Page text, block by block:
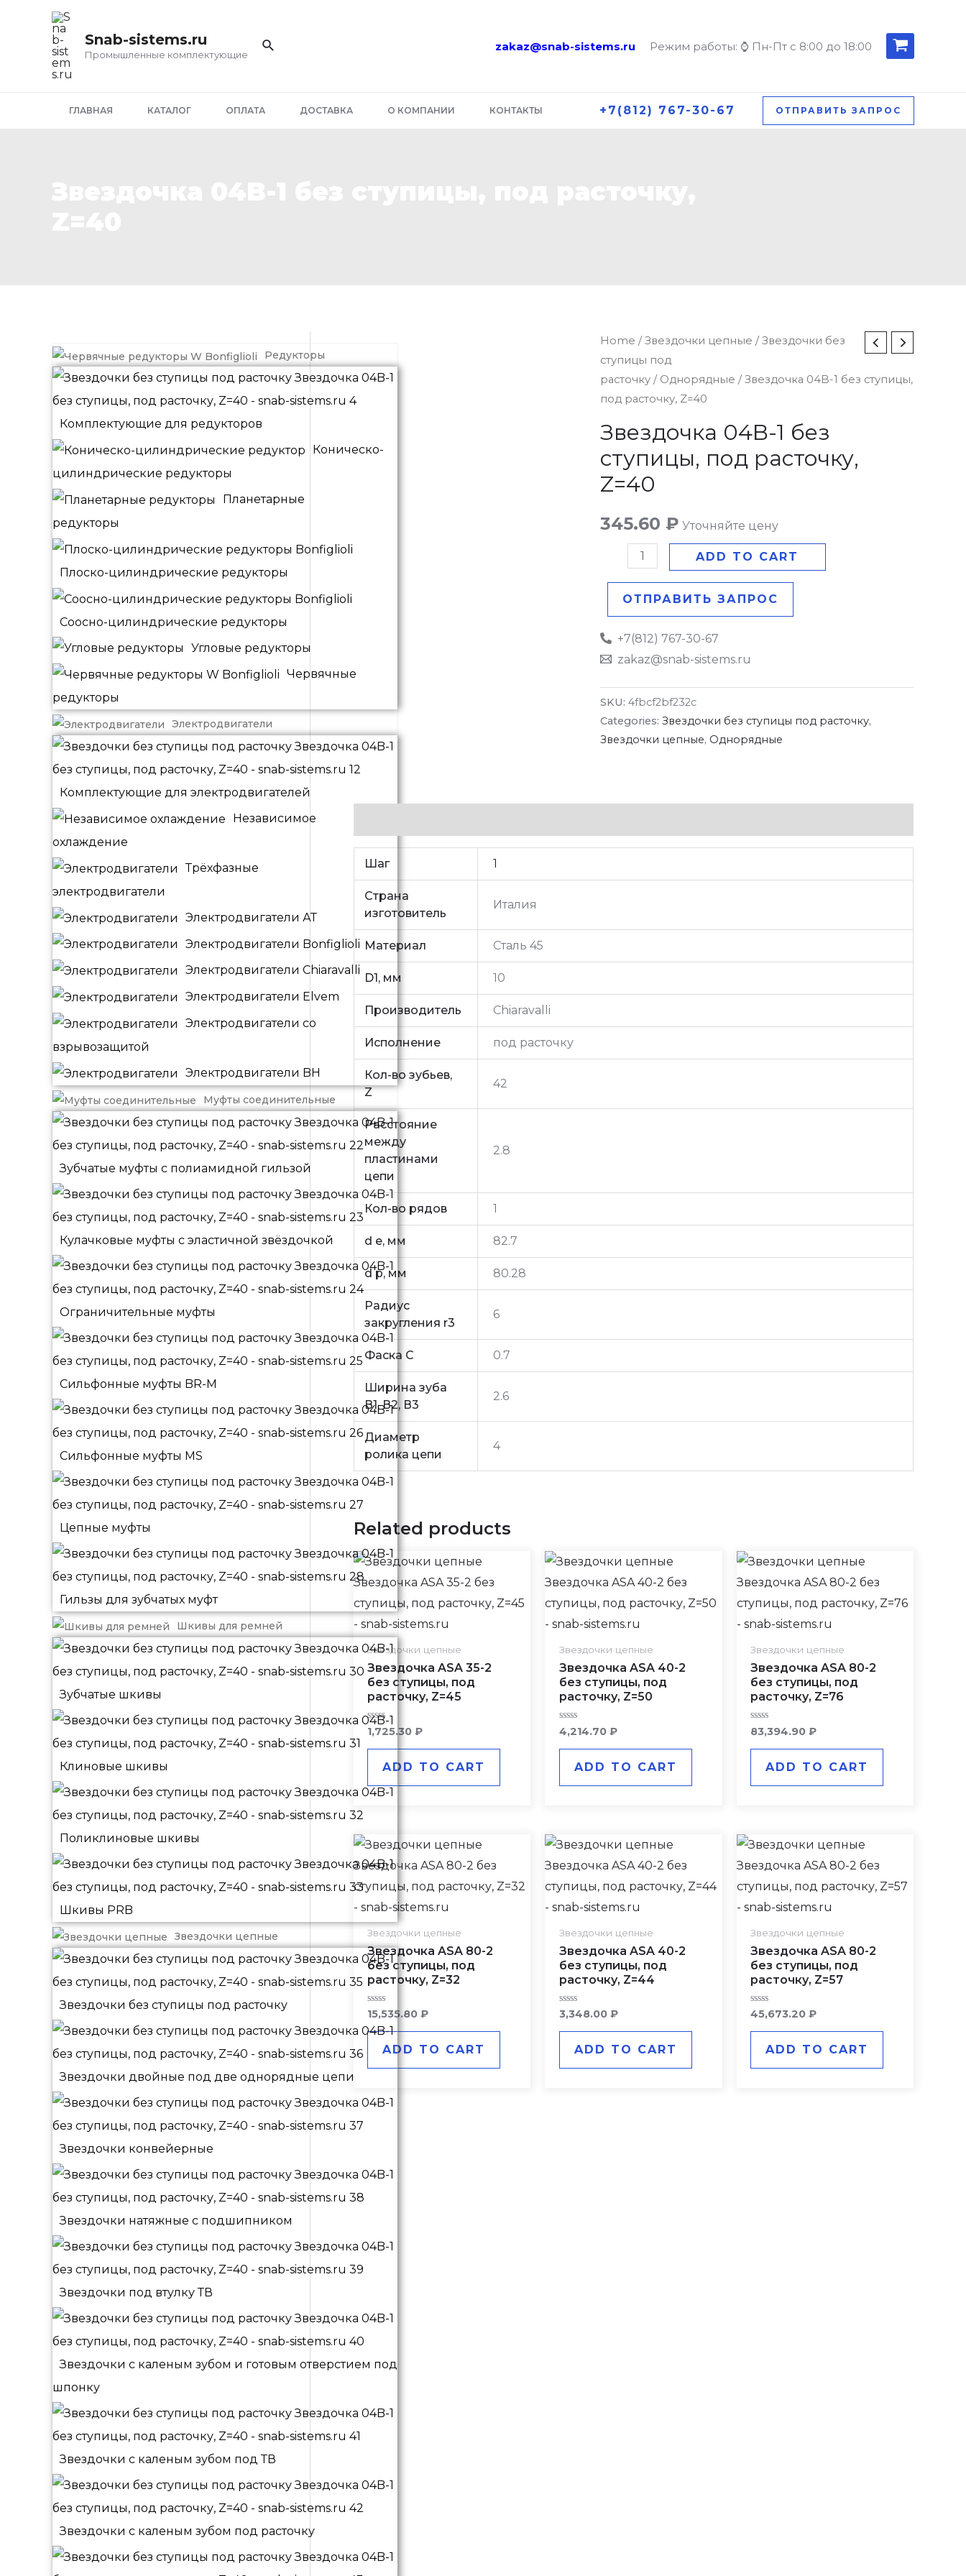
Перейти
содержимому
Snab-sistems.ru
Промышленные комплектующие
zakaz@snab-sistems.ru Режим работы: ⌚ Пн-Пт с 8:00 до 18:00
ГЛАВНАЯ КАТАЛОГ ОПЛАТА ДОСТАВКА О КОМПАНИИ КОНТАКТЫ +7(812) 767-30-67 ОТПРАВИТЬ ЗАПРОС
Редукторы
Комплектующие для редукторов
Коническо-
цилиндрические редукторы
Планетарные
редукторы
Плоско-цилиндрические редукторы
Соосно-цилиндрические редукторы
Угловые редукторы
Червячные
редукторы
Электродвигатели
Комплектующие для электродвигателей
Независимое
охлаждение
Трёхфазные
электродвигатели
Электродвигатели АТ
Электродвигатели Bonfiglioli
Электродвигатели Chiaravalli
Электродвигатели Elvem
Электродвигатели со
взрывозащитой
Электродвигатели BH
Муфты соединительные
Зубчатые муфты с полиамидной гильзой
Кулачковые муфты с эластичной звёздочкой
Ограничительные муфты
Сильфонные муфты BR-M
Сильфонные муфты MS
Цепные муфты
Гильзы для зубчатых муфт
Шкивы для ремней
Зубчатые шкивы
Клиновые шкивы
Поликлиновые шкивы
Шкивы PRB
Звездочки цепные
Звездочки без ступицы под расточку
Звездочки двойные под две однорядные цепи
Звездочки конвейерные
Звездочки натяжные с подшипником
Звездочки под втулку ТВ
Звездочки с каленым зубом и готовым отверстием под
шпонку
Звездочки с каленым зубом под ТВ
Звездочки с каленым зубом под расточку
Home / Звездочки цепные / Звездочки без
ступицы под
расточку/ Однорядные / Звездочка 04B-1 без ступицы,
под расточку, Z=40
Звездочка 04B-1 без
ступицы, под расточку,
Z=40
345.60 ₽ Уточняйте цену
Звездочка
04B-
1
без
ступицы,
расточку,
Z=40
ADD TO CART
ОТПРАВИТЬ ЗАПРОС
+7(812) 767-30-67
zakaz@snab-sistems.ru
SKU: 4fbcf2bf232c
Categories: Звездочки без ступицы под расточку,
Звездочки цепные, Однорядные
Шаг 1
Страна
изготовитель
Италия
Материал Сталь 45
D1, мм 10
Производитель Chiaravalli
Исполнение под расточку
Кол-во зубьев,
Z
42
Расстояние
между
пластинами
цепи
2.8
Кол-во рядов 1
d e, мм 82.7
d p, мм 80.28
Радиус
закругления r3
6
Фаска C 0.7
Ширина зуба
В1, В2, В3
2.6
Диаметр
ролика цепи
4
Related products
Звездочки цепные
Звездочка ASA 35-2
без ступицы, под
расточку, Z=45
Rated
0
out
1,725.30₽
ADD TO CART
Звездочки цепные
Звездочка ASA 40-2
без ступицы, под
расточку, Z=50
Rated
0
out
4,214.70 ₽
ADD TO CART
Звездочки цепные
Звездочка ASA 80-2
без ступицы, под
расточку, Z=76
Rated
0
out
83,394.90 ₽
ADD TO CART
Звездочки цепные
Звездочка ASA 80-2
без ступицы, под
расточку, Z=32
Rated
out
15,535.80₽
ADD TO CART
Звездочки цепные
Звездочка ASA 40-2
без ступицы, под
расточку, Z=44
Rated
out
3,348.00 ₽
ADD TO CART
Звездочки цепные
Звездочка ASA 80-2
без ступицы, под
расточку, Z=57
Rated
out
45,673.20 ₽
ADD TO CART